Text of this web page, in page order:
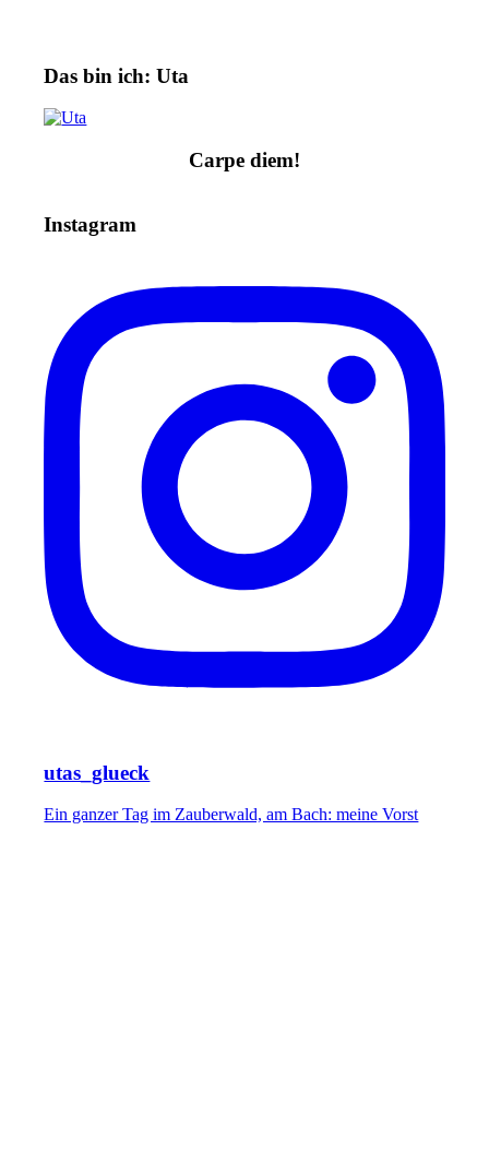
Das bin ich: Uta
Carpe diem!
Instagram
utas_glueck
Ein ganzer Tag im Zauberwald, am Bach: meine Vorst